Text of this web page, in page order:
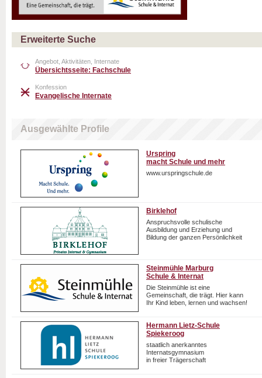
Erweiterte Suche
Angebot, Aktivitäten, Internate
Übersichtsseite: Fachschule
Konfession
Evangelische Internate
Ausgewählte Profile
Urspring
macht Schule und mehr
www.urspringschule.de
Birklehof
Anspruchsvolle schulische
Ausbildung und Erziehung und
Bildung der ganzen Persönlichkeit
Steinmühle Marburg
Schule & Internat
Die Steinmühle ist eine
Gemeinschaft, die trägt. Hier kann
Ihr Kind leben, lernen und wachsen!
Hermann Lietz-Schule
Spiekeroog
staatlich anerkanntes
Internatsgymnasium
in freier Trägerschaft